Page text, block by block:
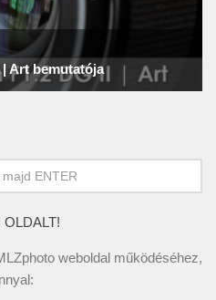
weboldal működéséhez,